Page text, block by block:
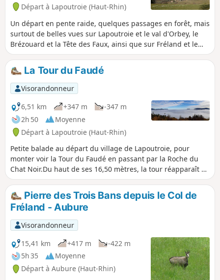
Départ à Lapoutroie (Haut-Rhin)
Un départ en pente raide, quelques passages en forêt, mais
surtout de belles vues sur Lapoutroie et le val d'Orbey, le
Brézouard et la Tête des Faux, ainsi que sur Fréland et le
massif du Kaelblin.
La Tour du Faudé
Visorandonneur
6,51 km
+347 m
-347 m
2h 50
Moyenne
Départ à Lapoutroie (Haut-Rhin)
Petite balade au départ du village de Lapoutroie, pour
monter voir la Tour du Faudé en passant par la Roche du
Chat Noir.Du haut de ses 16,50 mètres, la tour réapparaît au
sommet du Faudé. Elle a été inaugurée le 15 août 2002,
offrant aux visiteurs l’occasion d’embrasser les superbes
paysages du pays welche et des environs.Et pour finir votre
journée, il est possible de faire un tour à la fromagerie
Haxaire où on y fabrique le Munster.
Pierre des Trois Bans depuis le Col de
Fréland - Aubure
Visorandonneur
15,41 km
+417 m
-422 m
5h 35
Moyenne
Départ à Aubure (Haut-Rhin)